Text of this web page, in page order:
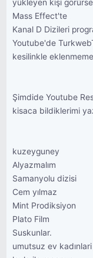
yükleyen kişi
Mass Effect'te
Kanal D Dizileri
Youtube'de
kesilinkle
Şimdide Youtube
kisaca bildiklerimi
kuzeyguney
Alyazmalım
Samanyolu dizisi
Cem yılmaz
Mint Prodiksiyon
Plato Film
Suskunlar.
umutsuz ev kadınlari